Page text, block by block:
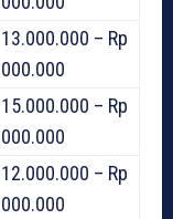
– Rp
– Rp
– Rp